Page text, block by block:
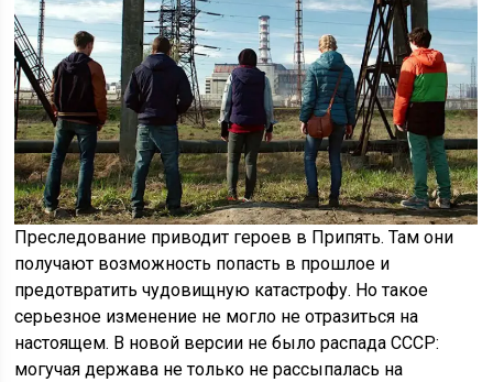
Преследование приводит героев в Припять. Там они
получают возможность попасть в прошлое и
предотвратить чудовищную катастрофу. Но такое
серьезное изменение не могло не отразиться на
настоящем. В новой версии не было распада СССР:
могучая держава не только не рассыпалась на